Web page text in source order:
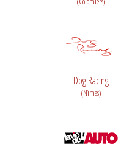
Dog Racing
(Nîmes)